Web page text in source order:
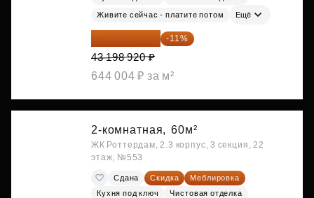
Живите сейчас - платите потом Ещё
38 447 039 ₽ -11%
43 198 920 ₽
644 004 ₽ за м²
2-комнатная, 60м²
ЖК Роттердам, 2.3 корпус, 3 секция, 22
этаж, №553
Сдана Скидка
Меблировка
Кухня под ключ
Чистовая отделка